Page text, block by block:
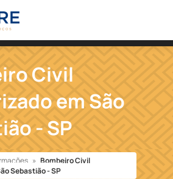
Civil
em São
- SP
» Bombeiro Civil
Sebastião - SP